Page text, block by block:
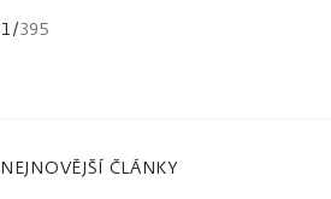
1 /395
NEJNOVĚJŠÍ ČLÁNKY